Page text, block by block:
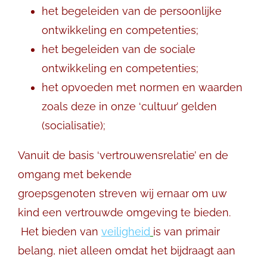
het begeleiden van de persoonlijke
ontwikkeling en competenties;
het begeleiden van de sociale
ontwikkeling en competenties;
het opvoeden met normen en waarden
zoals deze in onze ‘cultuur’ gelden
(socialisatie);
Vanuit de basis ‘vertrouwensrelatie’ en de
omgang met bekende
groepsgenoten streven wij ernaar om uw
kind een vertrouwde omgeving te bieden.
Het bieden van veiligheid is van primair
belang, niet alleen omdat het bijdraagt aan